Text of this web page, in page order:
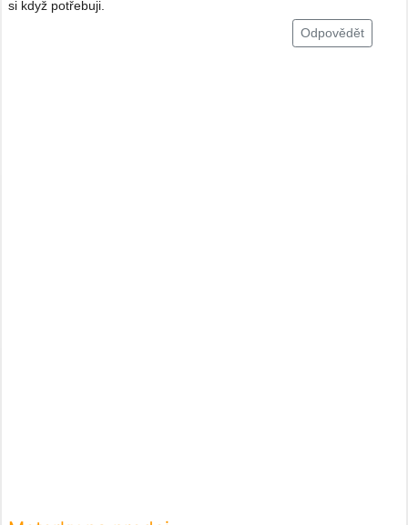
si když potřebuji.
Odpovědět